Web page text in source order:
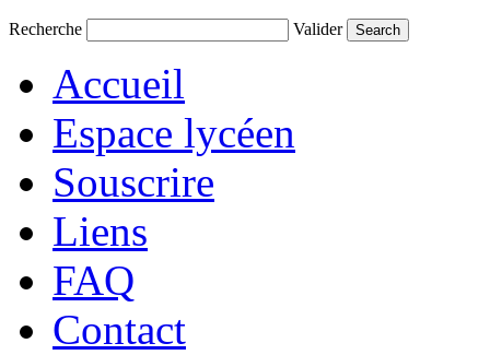
Recherche Valider
Accueil
Espace lycéen
Souscrire
Liens
FAQ
Contact